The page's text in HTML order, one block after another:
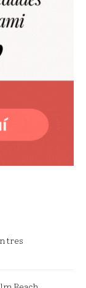
tres